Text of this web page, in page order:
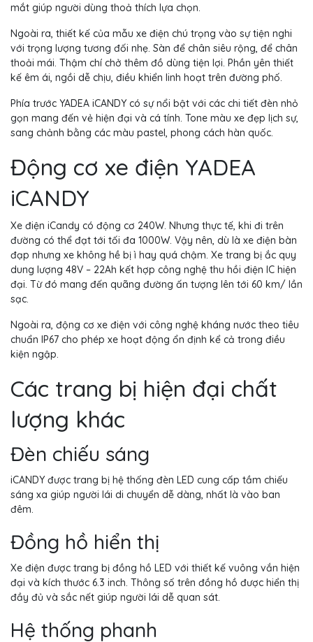
mắt giúp người dùng thoả thích lựa chọn.
Ngoài ra, thiết kế của mẫu xe điện chú trọng vào sự tiện nghi
với trọng lượng tương đối nhẹ. Sàn để chân siêu rộng, để chân
thoải mái. Thậm chí chở thêm đồ dùng tiện lợi. Phần yên thiết
kế êm ái, ngồi dễ chịu, điều khiển linh hoạt trên đường phố.
Phía trước YADEA iCANDY có sự nổi bật với các chi tiết đèn nhỏ
gọn mang đến vẻ hiện đại và cá tính. Tone màu xe đẹp lịch sự,
sang chảnh bằng các màu pastel, phong cách hàn quốc.
Động cơ xe điện YADEA
iCANDY
Xe điện iCandy có động cơ 240W. Nhưng thực tế, khi đi trên
đường có thể đạt tới tối đa 1000W. Vậy nên, dù là xe điện bàn
đạp nhưng xe không hề bị ì hay quá chậm. Xe trang bị ắc quy
dung lượng 48V – 22Ah kết hợp công nghệ thu hồi điện IC hiện
đại. Từ đó mang đến quãng đường ấn tượng lên tới 60 km/ lần
sạc.
Ngoài ra, động cơ xe điện với công nghệ kháng nước theo tiêu
chuẩn IP67 cho phép xe hoạt động ổn định kể cả trong điều
kiện ngập.
Các trang bị hiện đại chất
lượng khác
Đèn chiếu sáng
iCANDY được trang bị hệ thống đèn LED cung cấp tầm chiếu
sáng xa giúp người lái di chuyển dễ dàng, nhất là vào ban
đêm.
Đồng hồ hiển thị
Xe điện được trang bị đồng hồ LED với thiết kế vuông vắn hiện
đại và kích thước 6.3 inch. Thông số trên đồng hồ được hiển thị
đầy đủ và sắc nết giúp người lái dễ quan sát.
Hệ thống phanh